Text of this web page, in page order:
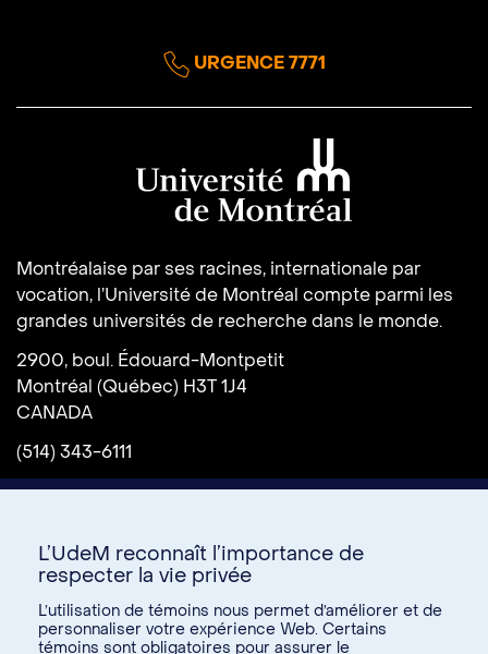
URGENCE 7771
Montréalaise par ses racines, internationale par
vocation, l’Université de Montréal compte parmi les
grandes universités de recherche dans le monde.
2900, boul. Édouard-Montpetit
Montréal (Québec) H3T 1J4
CANADA
(514) 343-6111
L’UdeM reconnaît l’importance de
respecter la vie privée
L’utilisation de témoins nous permet d’améliorer et de
personnaliser votre expérience Web. Certains
témoins sont obligatoires pour assurer le